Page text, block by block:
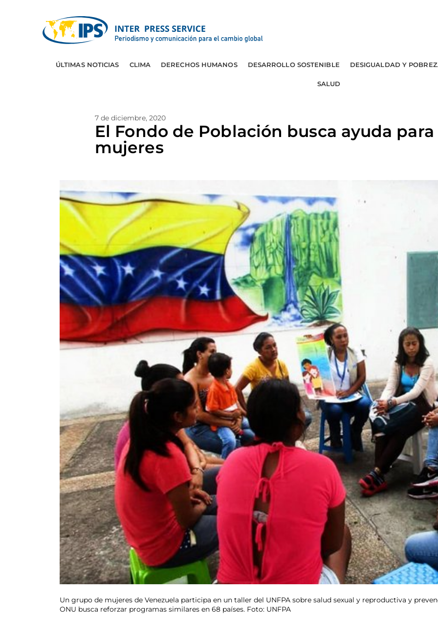
ÚLTIMAS NOTICIAS CLIMA DERECHOS HUMANOS DESARROLLO SOSTENIBLE DESIGUALDAD Y
SALUD
7 de diciembre, 2020
El Fondo de Población busca ayuda
mujeres
Un grupo de mujeres de Venezuela participa en un taller del UNFPA sobre salud sexual y reproductiva y
ONU busca reforzar programas similares en 68 países. Foto: UNFPA